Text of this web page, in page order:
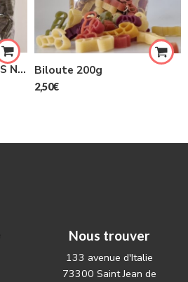
Zizi Noir » FORME HORS NORME » 400G Biloute 200g
2,50€
Nous trouver
133 avenue d'Italie
73300 Saint Jean de